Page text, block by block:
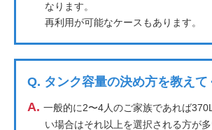
なります。
再利用が可能なケースもあります。
Q. タンク容量の決め方を教えて
A. 一般的に2〜4人のご家族であれば
い場合はそれ以上を選択される方が多